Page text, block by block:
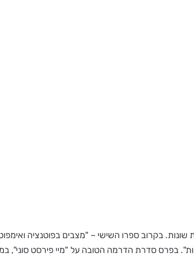
רומנים. עשרה סרטי קולנוע. שלוש הצגות. 130 פרקי דרמה בסדרות שונות. בקרוב ספרו השישי – "מצבים
בפרס סדרת הדרמה הטובה על "מיי פירסט סוני",